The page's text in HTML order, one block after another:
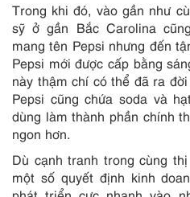
Trong khi đó, vào gần như
sỹ ở gần Bắc Carolina
mang tên Pepsi nhưng đến
Pepsi mới được cấp bằng
này thậm chí có thể đã ra
Pepsi cũng chứa soda và
dùng làm thành phần chính
ngon hơn.
Dù cạnh tranh trong cùng
một số quyết định kinh